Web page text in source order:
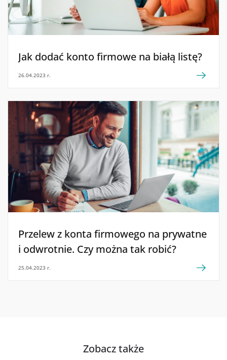
Jak dodać konto firmowe na białą listę?
26.04.2023 r.
Przelew z konta firmowego na prywatne
i odwrotnie. Czy można tak robić?
25.04.2023 r.
Zobacz także